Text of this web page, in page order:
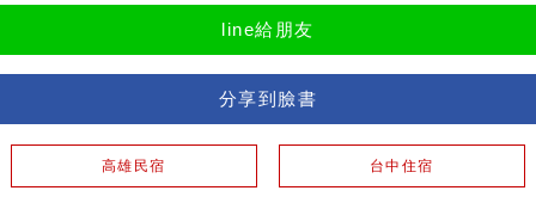
line給朋友
分享到臉書
高雄民宿 台中住宿